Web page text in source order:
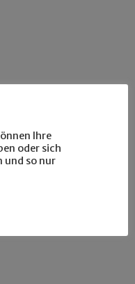
Ihre
oder sich
und so nur